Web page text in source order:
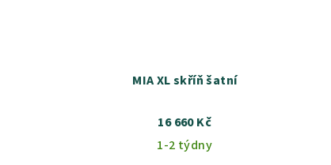
MIA XL skříň šatní
16 660 Kč
1-2 týdny